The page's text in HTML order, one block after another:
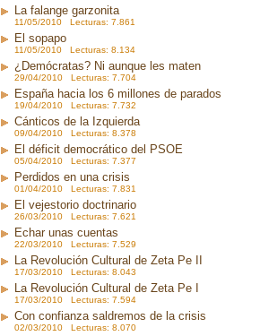
La falange garzonita
11/05/2010 Lecturas: 7.861
El sopapo
11/05/2010 Lecturas: 8.134
¿Demócratas? Ni aunque les maten
29/04/2010 Lecturas: 7.704
España hacia los 6 millones de parados
19/04/2010 Lecturas: 7.732
Cánticos de la Izquierda
09/04/2010 Lecturas: 8.378
El déficit democrático del PSOE
05/04/2010 Lecturas: 7.377
Perdidos en una crisis
01/04/2010 Lecturas: 7.831
El vejestorio doctrinario
26/03/2010 Lecturas: 7.621
Echar unas cuentas
22/03/2010 Lecturas: 7.529
La Revolución Cultural de Zeta Pe II
17/03/2010 Lecturas: 8.043
La Revolución Cultural de Zeta Pe I
17/03/2010 Lecturas: 7.594
Con confianza saldremos de la crisis
02/03/2010 Lecturas: 8.070